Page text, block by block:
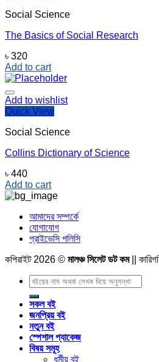
Social Science
The Basics of Social Research
৳ 320
Add to cart
Add to wishlist
Quick View
Social Science
Collins Dictionary of Science
৳ 440
Add to cart
আমাদের সম্পর্কে
যোগাযোগ
প্রাইভেসি পলিসি
কপিরাইট 2026 © মালঞ্চ সিলেট ডট কম||
Search
for:
সকল বই
জনপ্রিয় বই
নতুন বই
স্পেশাল প্যাকেজ
বিষয় সমূহ
ধর্মীয় বই